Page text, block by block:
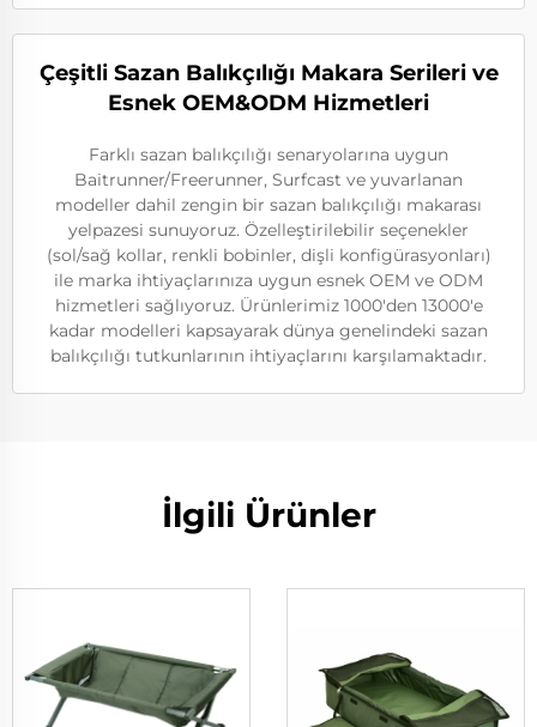
Çeşitli Sazan Balıkçılığı Makara Serileri ve
Esnek OEM&ODM Hizmetleri
Farklı sazan balıkçılığı senaryolarına uygun
Baitrunner/Freerunner, Surfcast ve yuvarlanan
modeller dahil zengin bir sazan balıkçılığı makarası
yelpazesi sunuyoruz. Özelleştirilebilir seçenekler
(sol/sağ kollar, renkli bobinler, dişli konfigürasyonları)
ile marka ihtiyaçlarınıza uygun esnek OEM ve ODM
hizmetleri sağlıyoruz. Ürünlerimiz 1000'den 13000'e
kadar modelleri kapsayarak dünya genelindeki sazan
balıkçılığı tutkunlarının ihtiyaçlarını karşılamaktadır.
İlgili Ürünler